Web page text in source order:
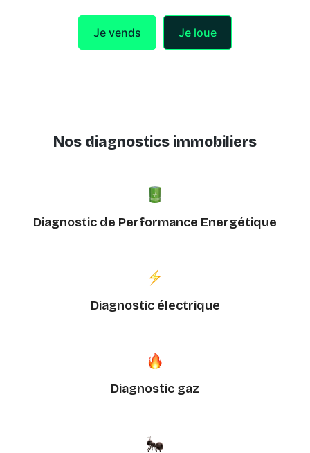
Je vends Je loue
Nos diagnostics immobiliers
Diagnostic de Performance Energétique
Diagnostic électrique
Diagnostic gaz